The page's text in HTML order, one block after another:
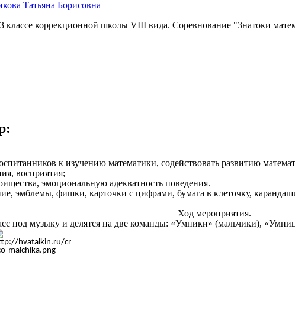
Татьяна Борисовна
классе коррекционной школы VIII вида. Соревнование "Знатоки
к изучению математики, содействовать развитию
восприятия;
эмоциональную адекватность поведения.
эмблемы, фишки, карточки с цифрами, бумага в клеточку,
Ход мероприятия.
под музыку и делятся на две команды: «Умники» (мальчики),